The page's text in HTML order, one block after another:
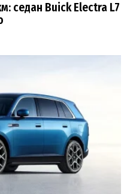
седан Buick Electra L7